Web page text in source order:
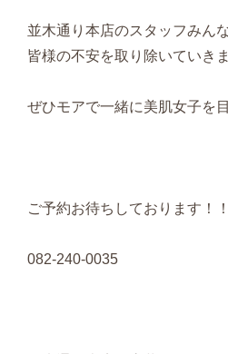
並木通り本店のスタッフみん
皆様の不安を取り除いていき
ぜひモアで一緒に美肌女子を
ご予約お待ちしております！！
082-240-0035